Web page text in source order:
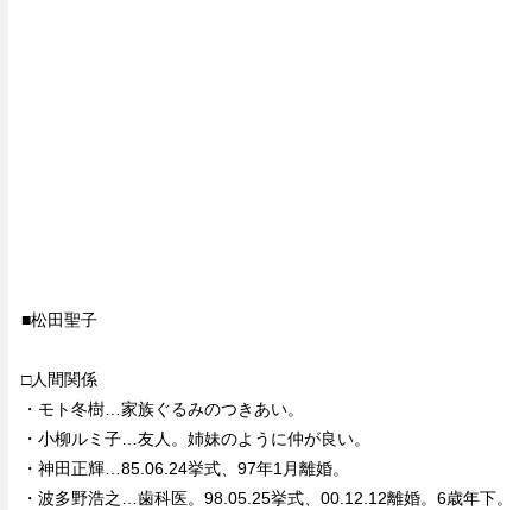
■松田聖子
□人間関係
・モト冬樹…家族ぐるみのつきあい。
・小柳ルミ子…友人。姉妹のように仲が良い。
・神田正輝…85.06.24挙式、97年1月離婚。
・波多野浩之…歯科医。98.05.25挙式、00.12.12離婚。6歳年下。